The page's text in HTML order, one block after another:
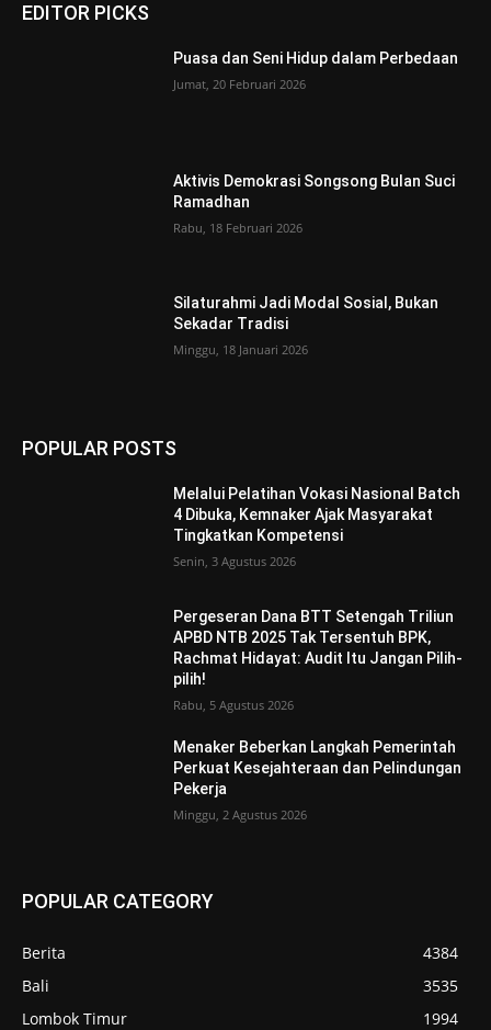
EDITOR PICKS
Puasa dan Seni Hidup dalam Perbedaan
Jumat, 20 Februari 2026
Aktivis Demokrasi Songsong Bulan Suci
Ramadhan
Rabu, 18 Februari 2026
Silaturahmi Jadi Modal Sosial, Bukan
Sekadar Tradisi
Minggu, 18 Januari 2026
POPULAR POSTS
Melalui Pelatihan Vokasi Nasional Batch
4 Dibuka, Kemnaker Ajak Masyarakat
Tingkatkan Kompetensi
Senin, 3 Agustus 2026
Pergeseran Dana BTT Setengah Triliun
APBD NTB 2025 Tak Tersentuh BPK,
Rachmat Hidayat: Audit Itu Jangan Pilih-
pilih!
Rabu, 5 Agustus 2026
Menaker Beberkan Langkah Pemerintah
Perkuat Kesejahteraan dan Pelindungan
Pekerja
Minggu, 2 Agustus 2026
POPULAR CATEGORY
Berita
4384
Bali
3535
Lombok Timur
1994